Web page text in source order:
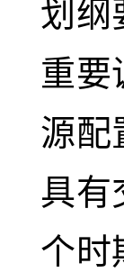
划纲
重要
源配
具有
个时